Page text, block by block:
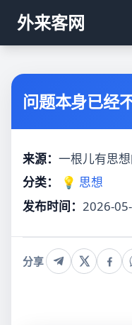
外来客网
问题本身已经
来源： 一根儿有思
分类：
💡 思想
发布时间： 2026-
分享